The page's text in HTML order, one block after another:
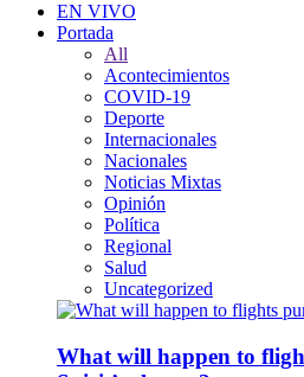
EN VIVO
Portada
All
Acontecimientos
COVID-19
Deporte
Internacionales
Nacionales
Noticias Mixtas
Opinión
Política
Regional
Salud
Uncategorized
What will happen to